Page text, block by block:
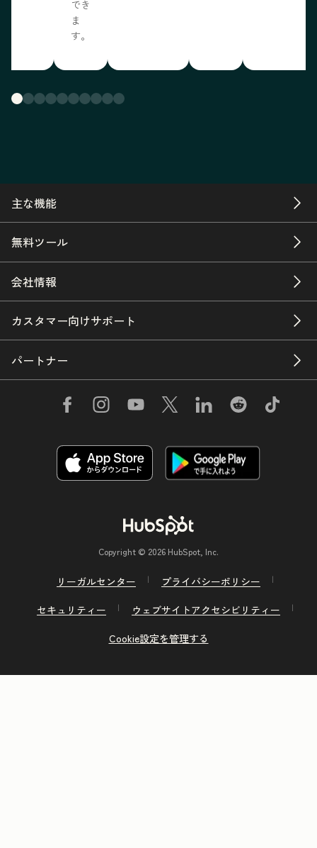
でき
ま
す。
主な機能
無料ツール
会社情報
カスタマー向けサポート
パートナー
Copyright © 2026 HubSpot, Inc.
リーガルセンター
プライバシーポリシー
セキュリティー
ウェブサイトアクセシビリティー
Cookie設定を管理する